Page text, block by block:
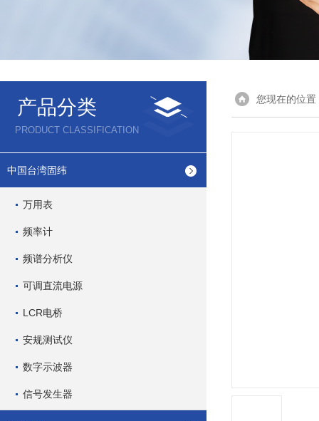
产品分类
PRODUCT CLASSIFICATION
中国台湾固纬
万用表
频率计
频谱分析仪
可调直流电源
LCR电桥
安规测试仪
数字示波器
信号发生器
您现在的位置